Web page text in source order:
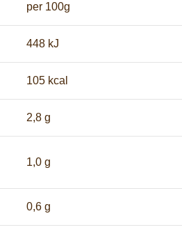
per 100g
448 kJ
105 kcal
2,8 g
1,0 g
0,6 g